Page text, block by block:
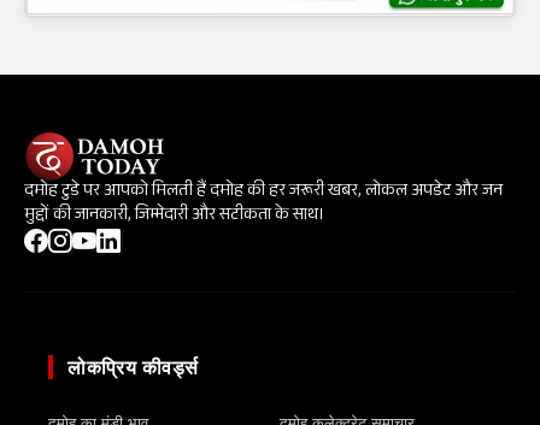
दमोह टुडे पर आपको मिलती हैं दमोह की हर जरूरी खबर, लोकल अपडेट और जन
मुद्दों की जानकारी, जिम्मेदारी और सटीकता के साथ।
लोकप्रिय कीवर्ड्स